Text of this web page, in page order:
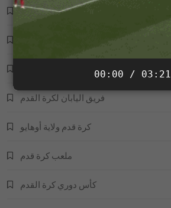
فريق مصر لكرة القدم
فريق اليابان لكرة القدم
كرة قدم ولاية أوهايو
ملعب كرة قدم
كأس دوري كرة القدم
00:00 / 03:21